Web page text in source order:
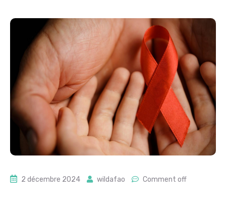
2 décembre 2024 wildafao Comment off